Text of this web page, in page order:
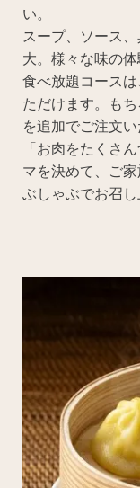
い。
スープ、ソース
大。様々な味の体
食べ放題コース
ただけます。も
を追加でご注文
「お肉をたくさ
マを決めて、ご
ぶしゃぶでお召し